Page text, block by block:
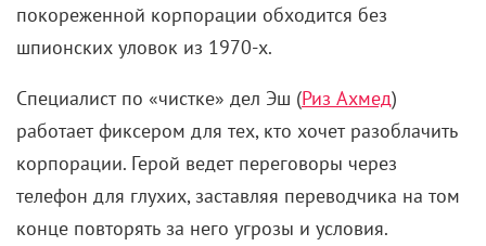
покореженной корпорации обходится без
шпионских уловок из 1970-х.
Специалист по «чистке» дел Эш (Риз Ахмед)
работает фиксером для тех, кто хочет разоблачить
корпорации. Герой ведет переговоры через
телефон для глухих, заставляя переводчика на том
конце повторять за него угрозы и условия.